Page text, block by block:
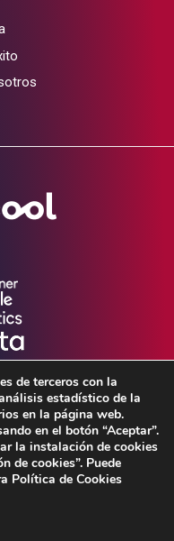
Privacidad •
de terceros con la
estadístico de la
en la página web.
en el botón “Aceptar”.
la instalación de cookies
de cookies”. Puede
Política de Cookies